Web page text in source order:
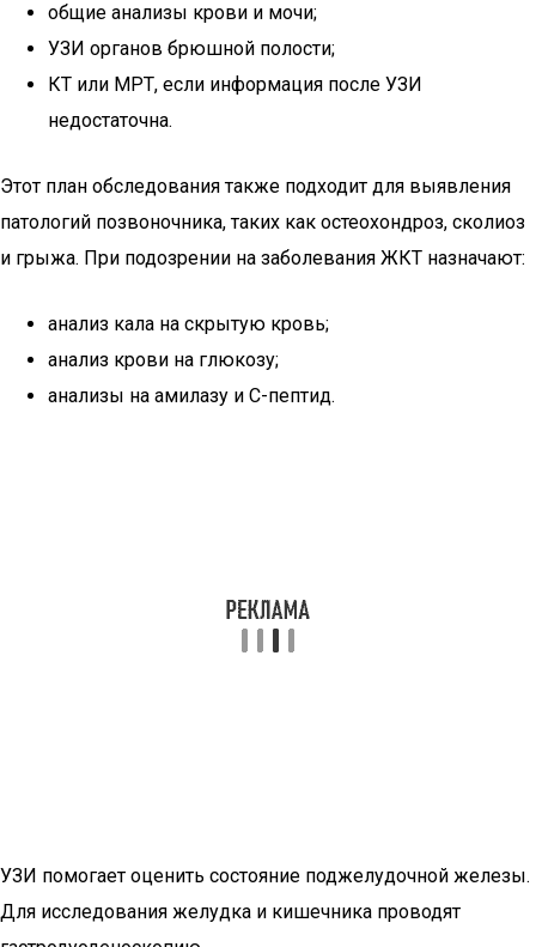
общие анализы крови и мочи;
УЗИ органов брюшной полости;
КТ или МРТ, если информация после УЗИ
недостаточна.
Этот план обследования также подходит для выявления
патологий позвоночника, таких как остеохондроз, сколиоз
и грыжа. При подозрении на заболевания ЖКТ назначают:
анализ кала на скрытую кровь;
анализ крови на глюкозу;
анализы на амилазу и С-пептид.
УЗИ помогает оценить состояние поджелудочной железы.
Для исследования желудка и кишечника проводят